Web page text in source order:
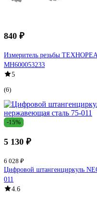
840 ₽
Измеритель резьбы
МН600053233
5
(6)
-15%
5 130 ₽
6 028 ₽
Цифровой штангенциркуль
011
4.6